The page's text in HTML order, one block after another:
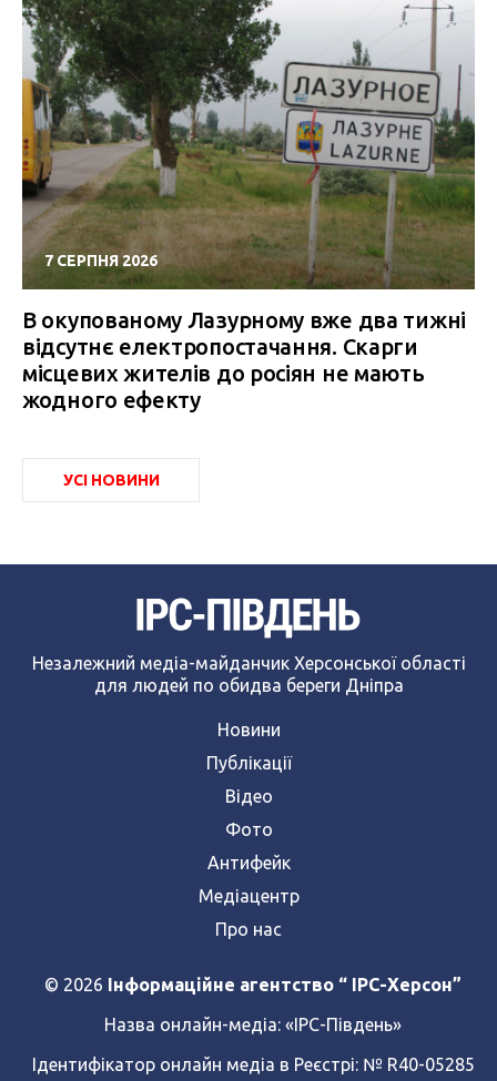
7 СЕРПНЯ 2026
В окупованому Лазурному вже два тижні
відсутнє електропостачання. Скарги
місцевих жителів до росіян не мають
жодного ефекту
УСІ НОВИНИ
Незалежний медіа-майданчик Херсонської області
для людей по обидва береги Дніпра
Новини
Публікації
Відео
Фото
Антифейк
Медіацентр
Про нас
© 2026 Інформаційне агентство “ IPC-Херсон”
Назва онлайн-медіа: «ІРС-Південь»
Ідентифікатор онлайн медіа в Реєстрі: № R40-05285